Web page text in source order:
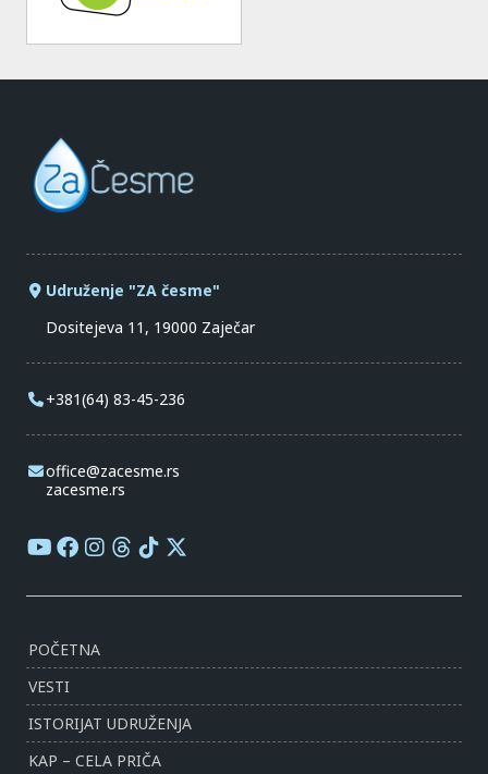
Udruženje "ZA česme"
Dositejeva 11, 19000 Zaječar
+381(64) 83-45-236
office@zacesme.rs
zacesme.rs
POČETNA
VESTI
ISTORIJAT UDRUŽENJA
KAP – CELA PRIČA